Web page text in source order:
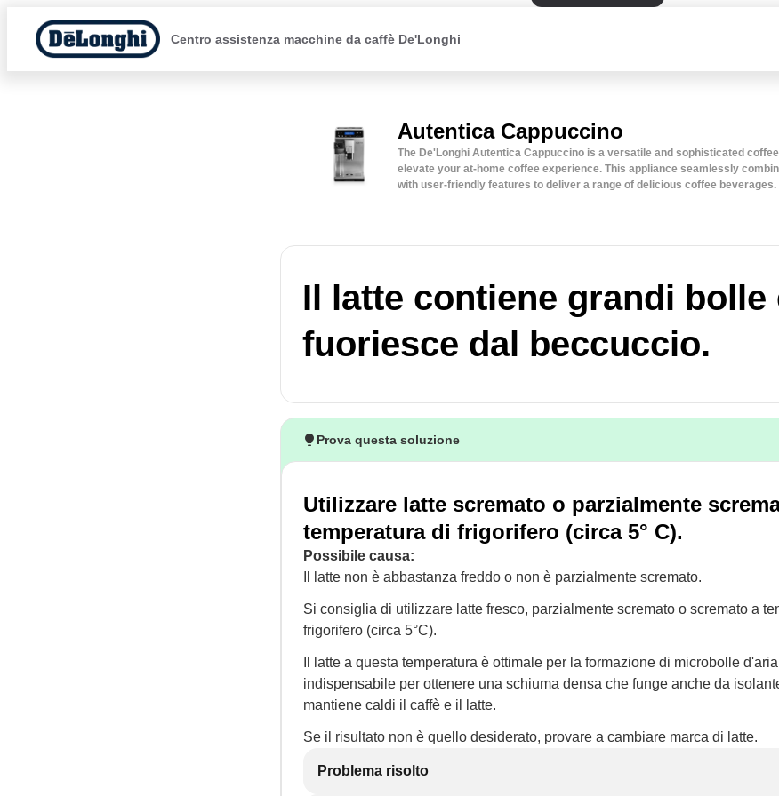
Centro assistenza macchine da caffè De'Longhi
Autentica Cappuccino
The De'Longhi Autentica Cappuccino is a versatile and sophisticated
elevate your at-home coffee experience. This appliance seamlessly
with user-friendly features to deliver a range of delicious coffee beverages.
Il latte contiene grandi bolle
fuoriesce dal beccuccio.
Prova questa soluzione
Utilizzare latte scremato o parzialmente
temperatura di frigorifero (circa 5° C).
Possibile causa:
Il latte non è abbastanza freddo o non è parzialmente scremato.
Si consiglia di utilizzare latte fresco, parzialmente scremato o scremato a
frigorifero (circa 5°C).
Il latte a questa temperatura è ottimale per la formazione di microbolle
indispensabile per ottenere una schiuma densa che funge anche da
mantiene caldi il caffè e il latte.
Se il risultato non è quello desiderato, provare a cambiare marca di latte.
Problema risolto